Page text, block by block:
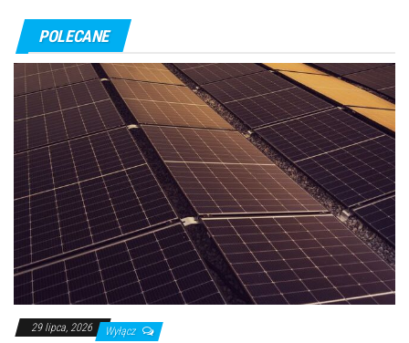
POLECANE
29 lipca, 2026 Wyłącz